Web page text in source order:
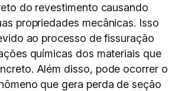
do revestimento causando
propriedades mecânicas. Isso
ao processo de fissuração
químicas dos materiais que
Além disso, pode ocorrer o
que gera perda de seção